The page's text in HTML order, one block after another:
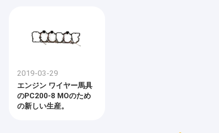
2019-03-29
エンジン ワイヤー馬具
のPC200-8 MOのため
の新しい生産。